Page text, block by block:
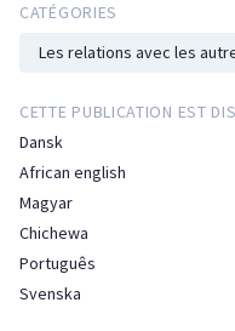
CATÉGORIES
Les relations avec les
CETTE PUBLICATION EST
Dansk
African english
Magyar
Chichewa
Português
Svenska